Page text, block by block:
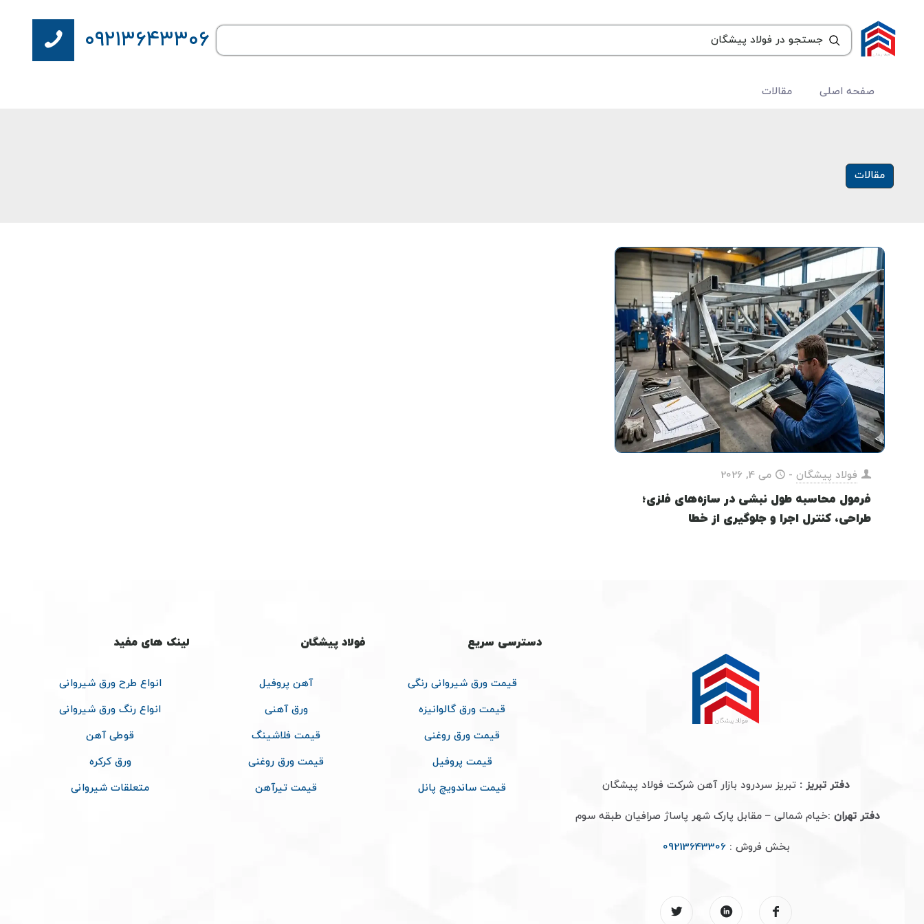
۰۹۲۱۳۶۴۳۳۰۶
صفحه اصلی مقالات
مقالات
فولاد پیشگان - می 4, 2026
فرمول محاسبه طول نبشی در سازه‌های فلزی؛
طراحی، کنترل اجرا و جلوگیری از خطا
دفتر تبریز : تبریز سردرود بازار آهن شرکت فولاد پیشگان
دفتر تهران :خیام شمالی – مقابل پارک شهر پاساژ صرافیان طبقه سوم
بخش فروش :09213643306
دسترسی سریع
قیمت ورق شیروانی رنگی
قیمت ورق گالوانیزه
قیمت ورق روغنی
قیمت پروفیل
قیمت ساندویچ پانل
فولاد پیشگان
آهن پروفیل
ورق آهنی
قیمت فلاشینگ
قیمت ورق روغنی
قیمت تیرآهن
لینک های مفید
انواع طرح ورق شیروانی
انواع رنگ ورق شیروانی
قوطی آهن
ورق کرکره
متعلقات شیروانی